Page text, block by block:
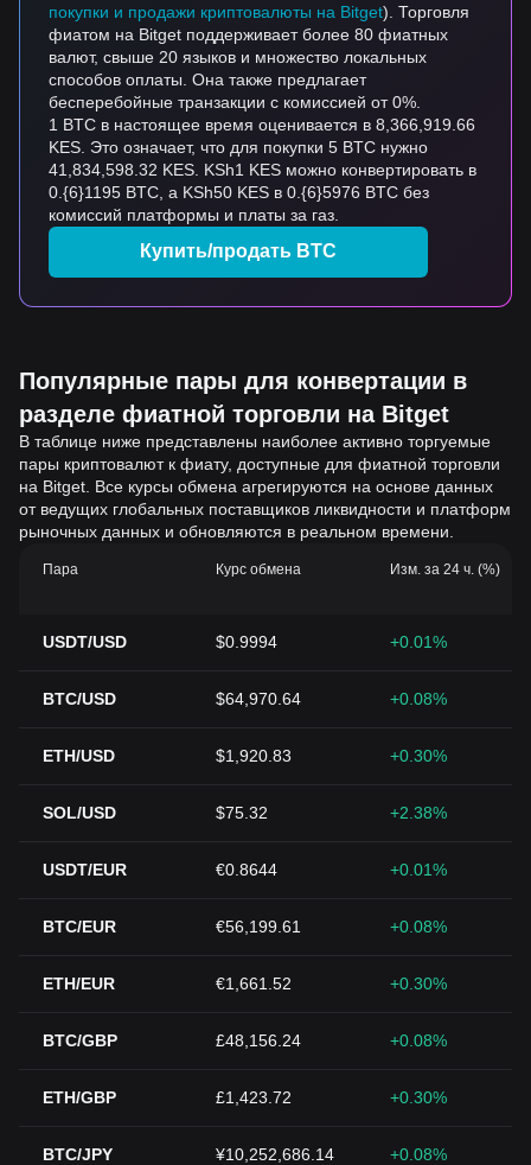
покупки и продажи криптовалюты на Bitget). Торговля
фиатом на Bitget поддерживает более 80 фиатных
валют, свыше 20 языков и множество локальных
способов оплаты. Она также предлагает
бесперебойные транзакции с комиссией от 0%.
1 BTC в настоящее время оценивается в 8,366,919.66
KES. Это означает, что для покупки 5 BTC нужно
41,834,598.32 KES. KSh1 KES можно конвертировать в
0.{6}1195 BTC, а KSh50 KES в 0.{6}5976 BTC без
комиссий платформы и платы за газ.
Купить/продать BTC
Популярные пары для конвертации в
разделе фиатной торговли на Bitget
В таблице ниже представлены наиболее активно торгуемые
пары криптовалют к фиату, доступные для фиатной торговли
на Bitget. Все курсы обмена агрегируются на основе данных
от ведущих глобальных поставщиков ликвидности и платформ
рыночных данных и обновляются в реальном времени.
Пара Курс обмена Изм. за 24 ч. (%)
USDT/USD $0.9994 +0.01%
BTC/USD $64,970.64 +0.08%
ETH/USD $1,920.83 +0.30%
SOL/USD $75.32 +2.38%
USDT/EUR €0.8644 +0.01%
BTC/EUR €56,199.61 +0.08%
ETH/EUR €1,661.52 +0.30%
BTC/GBP £48,156.24 +0.08%
ETH/GBP £1,423.72 +0.30%
BTC/JPY ¥10,252,686.14 +0.08%